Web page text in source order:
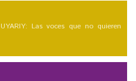
UYARIY: Las voces que no quieren